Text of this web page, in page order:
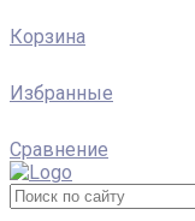
Корзина
Избранные
Сравнение